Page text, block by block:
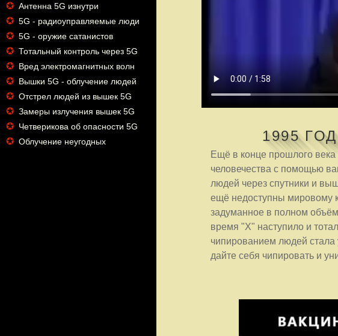
✪ Антенна 5G изнутри
✪ 5G - радиоуправляемые люди
✪ 5G - оружие сатанистов
✪ Тотальный контроль через 5G
✪ Вред электромагнитных волн
✪ Вышки 5G - облучение людей
✪ Отстрел людей из вышек 5G
✪ Замеры излучения вышек 5G
✪ Четверикова об опасности 5G
✪ Облучение неугодных 1995
Ещё в конце прошлого
человечества с помощью
людей через спутники и
ещё недоступны мировому
задуманное в полном
время "X" наступило и
чипированием людей стала
дайте себя чипировать и